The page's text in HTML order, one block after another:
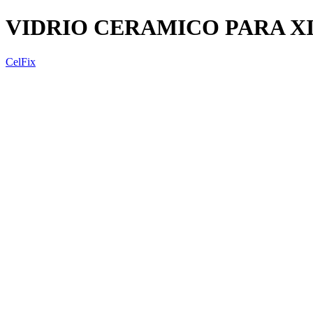
VIDRIO CERAMICO PARA
CelFix